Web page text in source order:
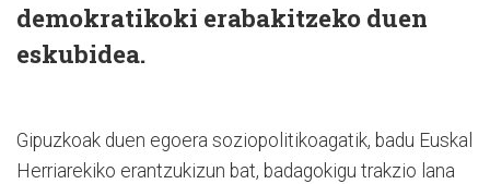
demokratikoki erabakitzeko duen
eskubidea.
Gipuzkoak duen egoera soziopolitikoagatik, badu Euskal
Herriarekiko erantzukizun bat, badagokigu trakzio lana